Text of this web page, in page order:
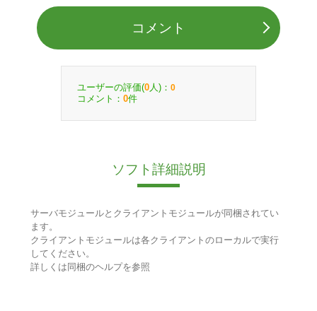
コメント
ユーザーの評価(0 人)： 0
コメント： 0件
ソフト詳細説明
サーバモジュールとクライアントモジュールが同梱されてい
ます。
クライアントモジュールは各クライアントのローカルで実行
してください。
詳しくは同梱のヘルプを参照